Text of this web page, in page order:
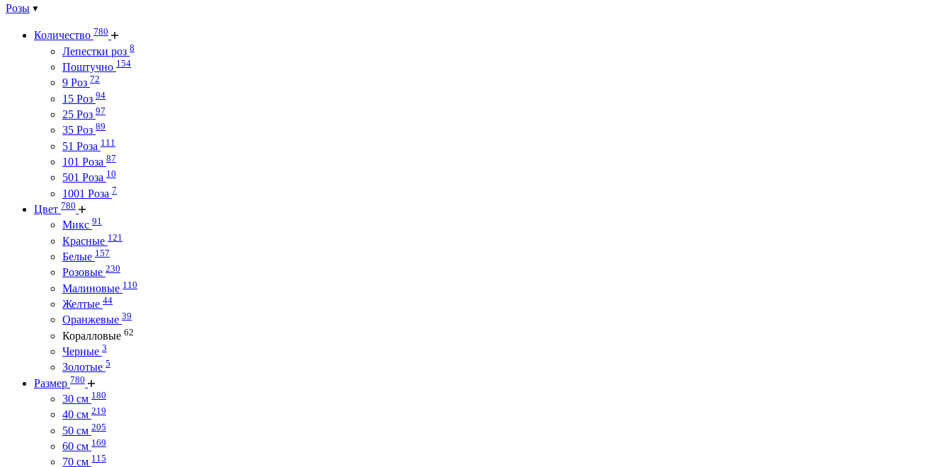
Розы
Количество 780
Лепестки роз 8
Поштучно 154
9 Роз 72
15 Роз 94
25 Роз 97
35 Роз 89
51 Роза 111
101 Роза 87
501 Роза 10
1001 Роза 7
Цвет 780
Микс 91
Красные 121
Белые 157
Розовые 230
Малиновые 110
Желтые 44
Оранжевые 39
Коралловые 62
Черные 3
Золотые 5
Размер 780
30 см 180
40 см 219
50 см 205
60 см 169
70 см 115